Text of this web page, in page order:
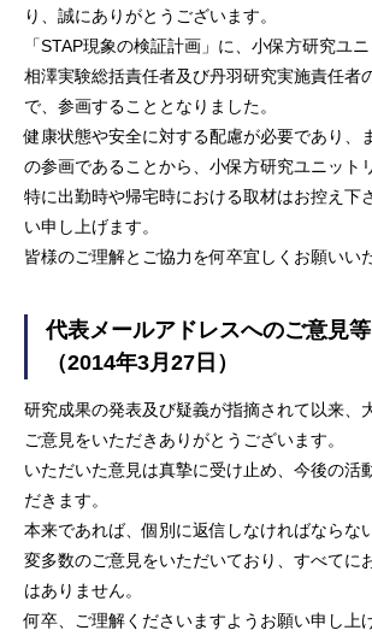
り、誠にありがとうございます。
「STAP現象の検証計画」に、小保方研究ユニ
相澤実験総括責任者及び丹羽研究実施責任者
で、参画することとなりました。
健康状態や安全に対する配慮が必要であり、
の参画であることから、小保方研究ユニット
特に出勤時や帰宅時における取材はお控え下
い申し上げます。
皆様のご理解とご協力を何卒宜しくお願いい
代表メールアドレスへのご意見
（2014年3月27日）
研究成果の発表及び疑義が指摘されて以来、
ご意見をいただきありがとうございます。
いただいた意見は真摯に受け止め、今後の活
だきます。
本来であれば、個別に返信しなければならな
変多数のご意見をいただいており、すべてに
はありません。
何卒、ご理解くださいますようお願い申し上